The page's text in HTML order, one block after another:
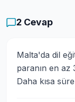
2 Cevap
Malta'da dil
paranın en az
Daha kısa